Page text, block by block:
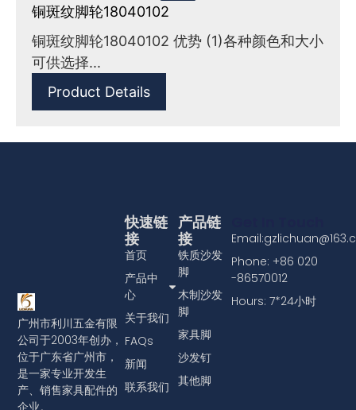
铜斑纹脚轮18040102
铜斑纹脚轮18040102 优势 (1)各种颜色和大小
可供选择...
Product Details
广州市利川五金有限
公司于2003年创办，
位于广东省广州市，
是一家专业开发生
产、销售家具配件的
企业。
产品链
接
铁质沙发
脚
木制沙发
脚
家具脚
沙发钉
其他脚
快速链
接
首页
产品中
心
关于我们
FAQs
新闻
联系我们
Phone: +86 020
-86570012
Hours: 7*24小时